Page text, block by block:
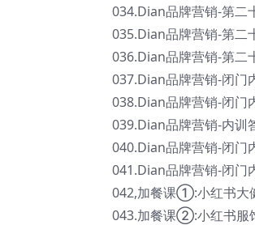
034.Dian品牌营销-第二
035.Dian品牌营销-第二
036.Dian品牌营销-第二
037.Dian品牌营销-闭
038.Dian品牌营销-闭
039.Dian品牌营销-内
040.Dian品牌营销-闭
041.Dian品牌营销-闭
042,加餐课①:小红书大
043.加餐课②:小红书服